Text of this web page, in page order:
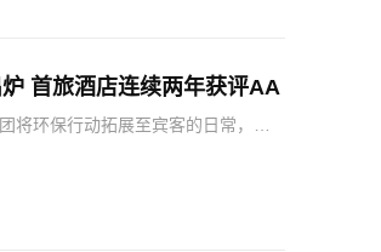
首旅酒店连续两年获评AA
将环保行动拓展至宾客的日常，携